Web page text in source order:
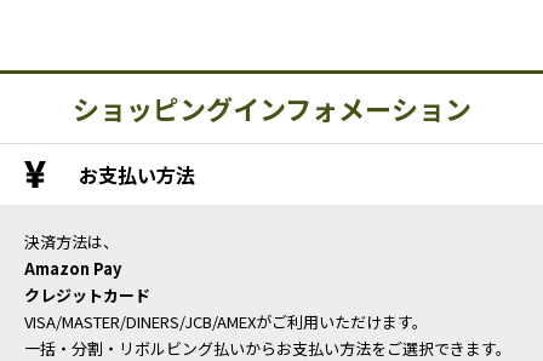
ショッピングインフォメーション
お支払い方法
決済方法は、
Amazon Pay
クレジットカード
VISA/MASTER/DINERS/JCB/AMEXがご利用いただけます。
一括・分割・リボルビング払いからお支払い方法をご選択できます。